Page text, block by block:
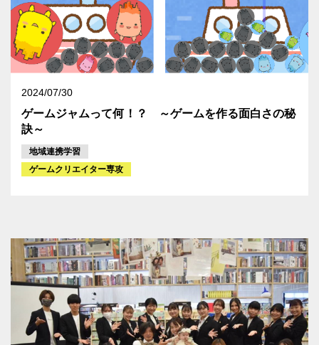
2024/07/30
ゲームジャムって何！？ ～ゲームを作る面白さの秘
訣～
地域連携学習
ゲームクリエイター専攻